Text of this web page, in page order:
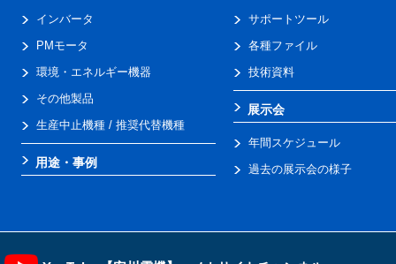
インバータ
PMモータ
環境・エネルギー機器
その他製品
生産中止機種 / 推奨代替機種
用途・事例
サポートツール
各種ファイル
技術資料
展示会
年間スケジュール
過去の展示会の様子